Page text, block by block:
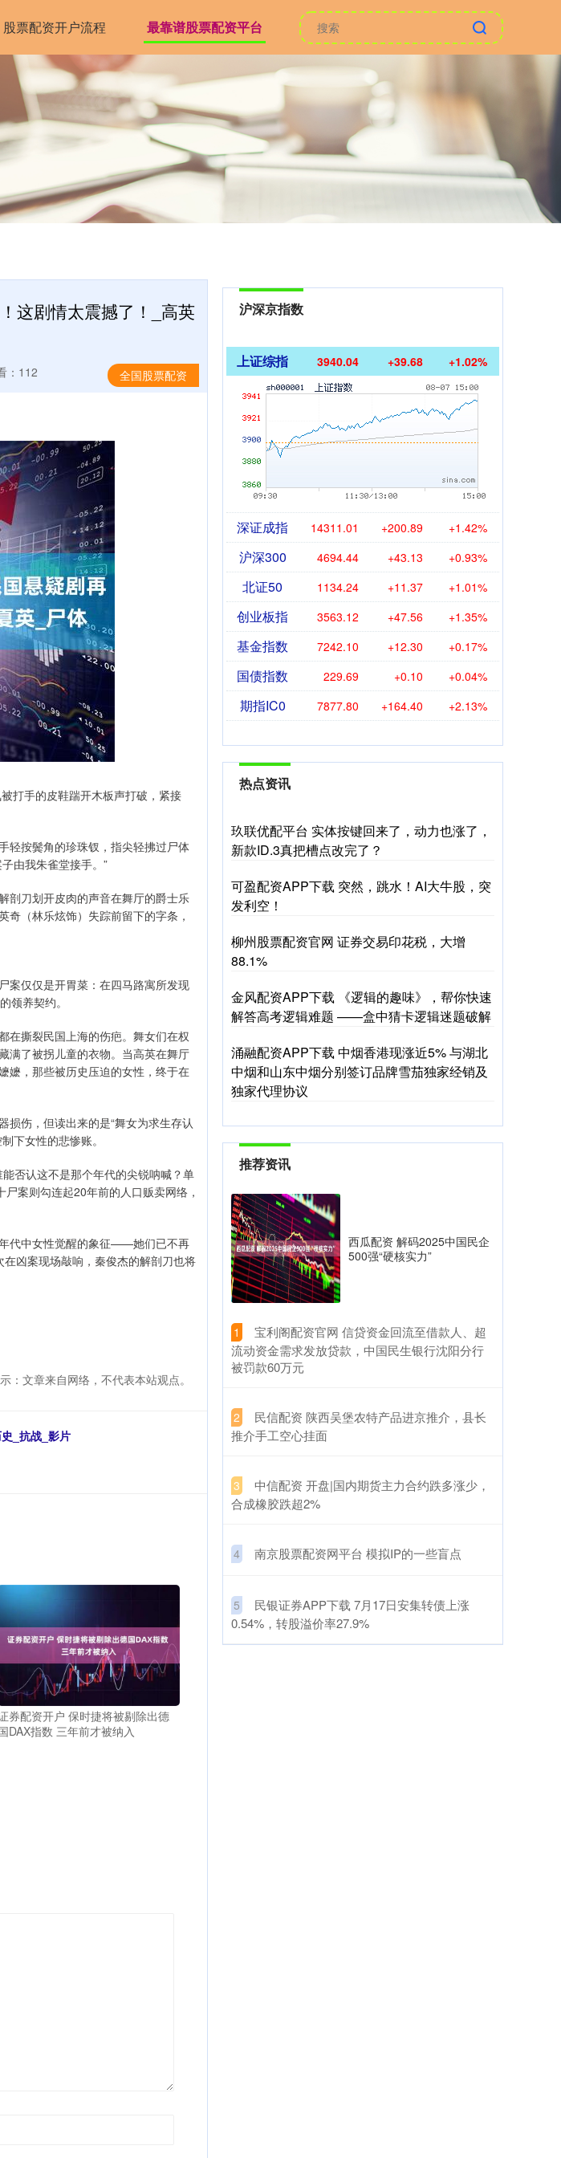
股票配资开户流程 最靠谱股票配资平台
这剧情太震撼了！_高英
全国股票配资
：112
打手的皮鞋踹开木板声打破，紧接
轻按鬓角的珍珠钗，指尖轻拂过尸体
由我朱雀堂接手。”
剖刀划开皮肉的声音在舞厅的爵士乐
（林乐炫饰）失踪前留下的字条，
案仅仅是开胃菜：在四马路寓所发现
领养契约。
在撕裂民国上海的伤疤。舞女们在权
满了被拐儿童的衣物。当高英在舞厅
嬷，那些被历史压迫的女性，终于在
伤，但读出来的是“舞女为求生存认
下女性的悲惨账。
否认这不是那个年代的尖锐呐喊？单
案则勾连起20年前的人口贩卖网络，
代中女性觉醒的象征——她们已不再
凶案现场敲响，秦俊杰的解剖刀也将
：文章来自网络，不代表本站观点。
_抗战_影片
券配资开户 保时捷将被剔除出德
DAX指数 三年前才被纳入
沪深京指数
上证综指 3940.04 +39.68 +1.02%
深证成指 14311.01 +200.89 +1.42%
沪深300 4694.44 +43.13 +0.93%
北证50 1134.24 +11.37 +1.01%
创业板指 3563.12 +47.56 +1.35%
基金指数 7242.10 +12.30 +0.17%
国债指数 229.69 +0.10 +0.04%
期指IC0 7877.80 +164.40 +2.13%
热点资讯
玖联优配平台 实体按键回来了，动力也涨了，
新款ID.3真把槽点改完了？
可盈配资APP下载 突然，跳水！AI大牛股，突
发利空！
柳州股票配资官网 证券交易印花税，大增
88.1%
金风配资APP下载 《逻辑的趣味》，帮你快速
解答高考逻辑难题 ——盒中猜卡逻辑迷题破解
涌融配资APP下载 中烟香港现涨近5% 与湖北
中烟和山东中烟分别签订品牌雪茄独家经销及
独家代理协议
推荐资讯
西瓜配资 解码2025中国民企
500强“硬核实力”
1
​宝利阁配资官网 信贷资金回流至借款人、超
流动资金需求发放贷款，中国民生银行沈阳分行
被罚款60万元
2
​民信配资 陕西吴堡农特产品进京推介，县长
推介手工空心挂面
3
​中信配资 开盘|国内期货主力合约跌多涨少，
合成橡胶跌超2%
4 ​南京股票配资网平台 模拟IP的一些盲点
5
​民银证券APP下载 7月17日安集转债上涨
0.54%，转股溢价率27.9%